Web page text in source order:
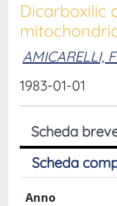
Dicarboxilic
AMICARELLI,
1983-01-01
Scheda
Scheda
Anno